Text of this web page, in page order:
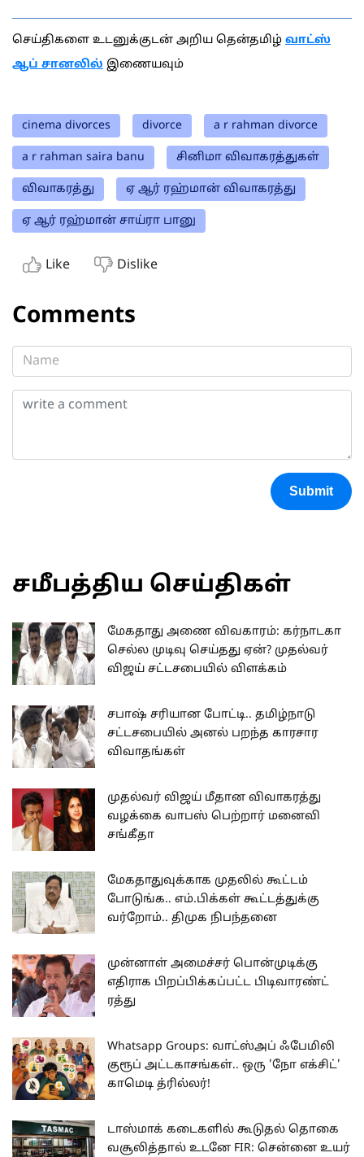
செய்திகளை உடனுக்குடன் அறிய தென்தமிழ் வாட்ஸ்
ஆப் சானலில் இணையவும்
cinema divorces divorce a r rahman divorce
a r rahman saira banu சினிமா விவாகரத்துகள்
விவாகரத்து ஏ ஆர் ரஹ்மான் விவாகரத்து
ஏ ஆர் ரஹ்மான் சாய்ரா பானு
Like Dislike
Comments
Submit
சமீபத்திய செய்திகள்
மேகதாது அணை விவகாரம்: கர்நாடகா
செல்ல முடிவு செய்தது ஏன்? முதல்வர்
விஜய் சட்டசபையில் விளக்கம்
சபாஷ் சரியான போட்டி.. தமிழ்நாடு
சட்டசபையில் அனல் பறந்த காரசார
விவாதங்கள்
முதல்வர் விஜய் மீதான விவாகரத்து
வழக்கை வாபஸ் பெற்றார் மனைவி
சங்கீதா
மேகதாதுவுக்காக முதலில் கூட்டம்
போடுங்க.. எம்.பிக்கள் கூட்டத்துக்கு
வர்றோம்.. திமுக நிபந்தனை
முன்னாள் அமைச்சர் பொன்முடிக்கு
எதிராக பிறப்பிக்கப்பட்ட பிடிவாரண்ட்
ரத்து
Whatsapp Groups: வாட்ஸ்அப் ஃபேமிலி
குரூப் அட்டகாசங்கள்.. ஒரு 'நோ எக்சிட்'
காமெடி த்ரில்லர்!
டாஸ்மாக் கடைகளில் கூடுதல் தொகை
வசூலித்தால் உடனே FIR: சென்னை உயர்